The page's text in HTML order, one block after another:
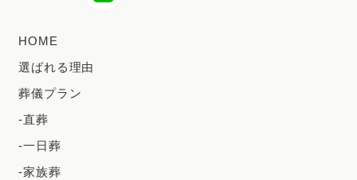
2024年2月
HOME
選ばれる理由
葬儀プラン
-直葬
-一日葬
-家族葬